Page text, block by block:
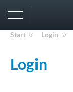
Start Login
Login